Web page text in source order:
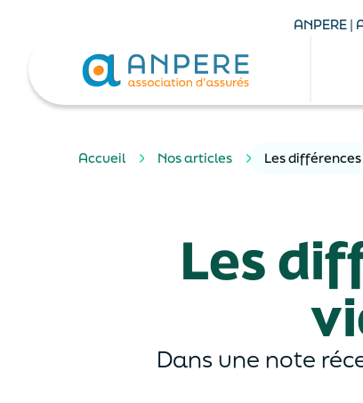
ANPERE
Accueil Nos articles Les
Les
Dans une note